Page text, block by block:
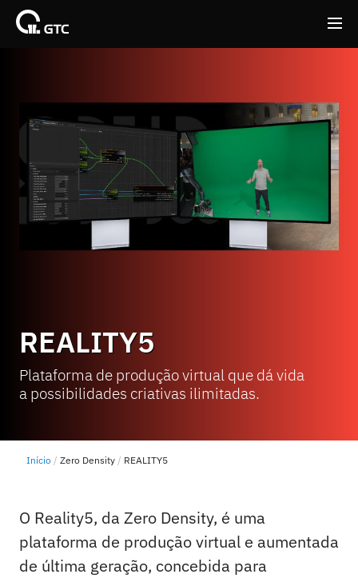
REALITY5
Plataforma de produção virtual que dá vida
a possibilidades criativas ilimitadas.
Início Zero Density REALITY5
O Reality5, da Zero Density, é uma
plataforma de produção virtual e aumentada
de última geração, concebida para